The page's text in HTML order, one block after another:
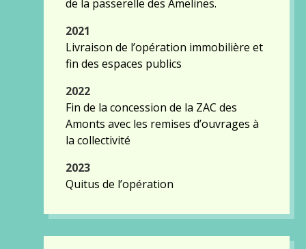
de la passerelle des Amelines.
2021
Livraison de l’opération immobilière et
fin des espaces publics
2022
Fin de la concession de la ZAC des
Amonts avec les remises d’ouvrages à
la collectivité
2023
Quitus de l’opération